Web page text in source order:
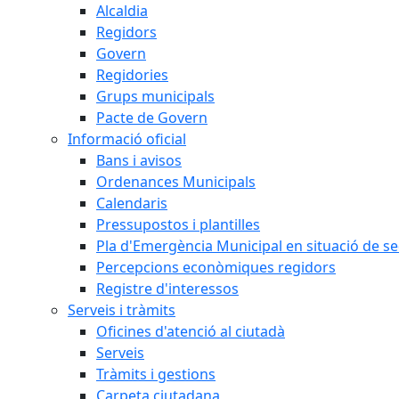
Alcaldia
Regidors
Govern
Regidories
Grups municipals
Pacte de Govern
Informació oficial
Bans i avisos
Ordenances Municipals
Calendaris
Pressupostos i plantilles
Pla d'Emergència Municipal en situació de
Percepcions econòmiques regidors
Registre d'interessos
Serveis i tràmits
Oficines d'atenció al ciutadà
Serveis
Tràmits i gestions